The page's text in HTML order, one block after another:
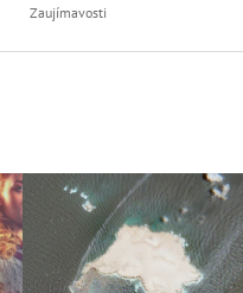
Zaujímavosti